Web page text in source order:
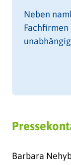
Neben
Barbara